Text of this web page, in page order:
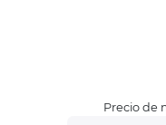
Precio de